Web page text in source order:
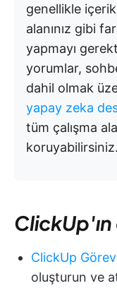
genellikle
alanınız gibi
yapmayı
yorumlar,
dahil olmak
yapay zeka
tüm çalışma
koruyabilirsiniz.
ClickUp
oluşturun ve